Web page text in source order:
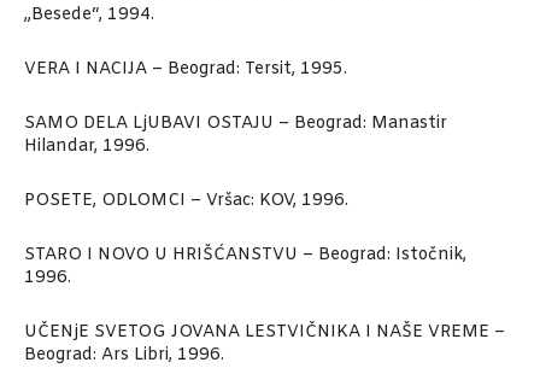
„Besede“, 1994.
VERA I NACIJA – Beograd: Tersit, 1995.
SAMO DELA LjUBAVI OSTAJU – Beograd: Manastir
Hilandar, 1996.
POSETE, ODLOMCI – Vršac: KOV, 1996.
STARO I NOVO U HRIŠĆANSTVU – Beograd: Istočnik,
1996.
UČENjE SVETOG JOVANA LESTVIČNIKA I NAŠE VREME –
Beograd: Ars Libri, 1996.